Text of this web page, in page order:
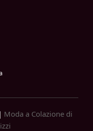
Moda a Colazione di